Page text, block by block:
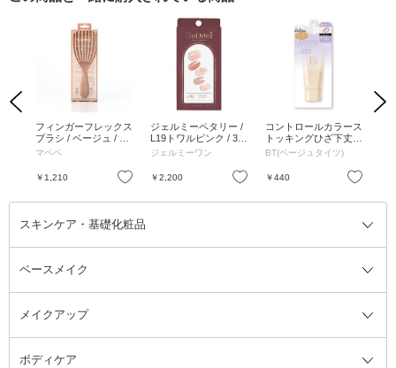
Previous
お気に入り
フィンガーフレックス
ブラシ / ベージュ / 1
個
マペペ
￥1,210 お気に入り
ジェルミーペタリー /
L19トワルピンク / 30
枚
ジェルミーワン
￥2,200 お気に入り
コントロールカラース
トッキングひざ下丈 /
002101 ラベンダー / 2
BT(ベージュタイツ)
￥440
Next
スキンケア・基礎化粧品
スキンケア・基礎化粧品全て
洗顔料
美容液
ベースメイク
ベースメイク全て
BBクリーム
メイクアップ
メイクアップ全て
ボディケア